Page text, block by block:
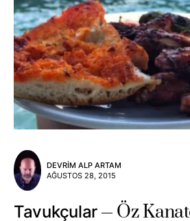
DEVRIM ALP ARTAM
AĞUSTOS 28, 2015
Tavukçular Öz